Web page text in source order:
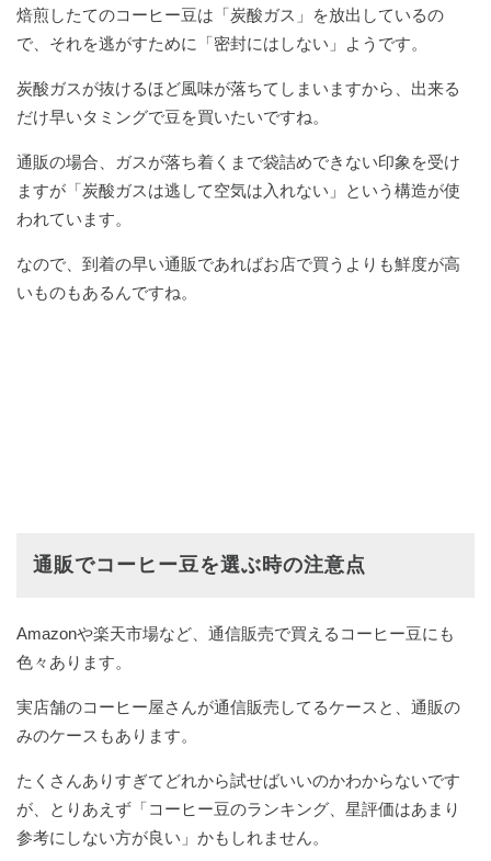
焙煎したてのコーヒー豆は「炭酸ガス」を放出しているの
で、それを逃がすために「密封にはしない」ようです。
炭酸ガスが抜けるほど風味が落ちてしまいますから、出来る
だけ早いタミングで豆を買いたいですね。
通販の場合、ガスが落ち着くまで袋詰めできない印象を受け
ますが「炭酸ガスは逃して空気は入れない」という構造が使
われています。
なので、到着の早い通販であればお店で買うよりも鮮度が高
いものもあるんですね。
通販でコーヒー豆を選ぶ時の注意点
Amazonや楽天市場など、通信販売で買えるコーヒー豆にも
色々あります。
実店舗のコーヒー屋さんが通信販売してるケースと、通販の
みのケースもあります。
たくさんありすぎてどれから試せばいいのかわからないです
が、とりあえず「コーヒー豆のランキング、星評価はあまり
参考にしない方が良い」かもしれません。